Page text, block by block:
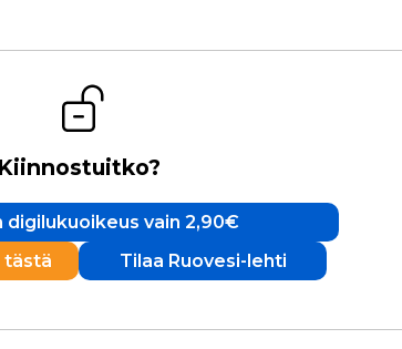
Kiinnostuitko?
digilukuoikeus vain 2,90€
tästä
Tilaa Ruovesi-lehti